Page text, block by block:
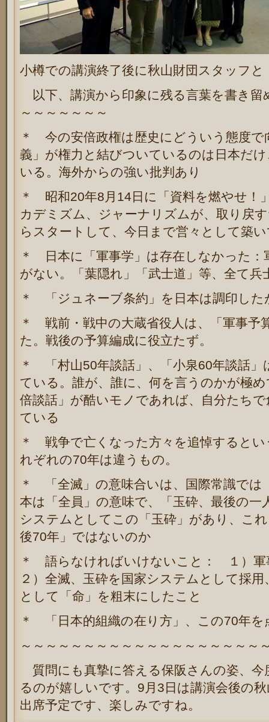
小樽での講演終了後に秋山財団スタッフと
以下、講演から印象に残る言葉を書き留
～～～～～～～
＊ 今の安倍政権は歴史にどういう態度で
義」が権力と結びついているのは日本だ
いる。海外からの強い批判あり
＊ 昭和20年8月14日に「資料を燃やせ！
カデミズム、ジャーナリズムが、取り戻
らスタートして、今日まで営々として築
＊ 日本に「軍事学」は存在しなかった：
がない。「葉隠れ」「武士道」等、全て兵
＊ 「ジュネーブ条約」を日本は調印した
＊ 戦前・戦中の大蔵省役人は、「軍事予
た。戦後の予算編成に役立たず。
＊ 「村山50年談話」、「小泉60年談話
ている。誰が、誰に、何を言うのかが極
倍談話」が酷いモノであれば、自分たち
ている
＊ 戦争で亡くなった方々を追悼すると
れぞれの70年は違うもの。
＊ 「全滅」の意味合いは、国際常識では
本は「全員」の意味で、「玉砕、最後の
システムとしてこの「玉砕」があり、こ
後70年」ではないのか
＊ 語らなければいけないこと： １）
２）全滅、玉砕を国家システムとして採
として「命」を粗末にしたこと
＊ 「日本的組織の在り方」、この70年
～～～～～～～～～～～～～～～～～～～
質問にも真摯に答える保阪さんの姿、
るのが嬉しいです。9月3日は講演会後の
出席予定です、楽しみですね。